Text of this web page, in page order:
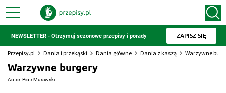
NEWSLETTER - Otrzymuj sezonowe przepisy i porady ZAPISZ SIĘ
Przepisy.pl Dania i przekąski Dania główne Dania z kaszą Warzywne
Warzywne burgery
Autor:Piotr Murawski